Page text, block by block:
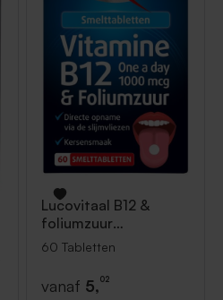
Lucovitaal B12 &
foliumzuur
smelttablet 60
60 Tabletten
vanaf 5,02